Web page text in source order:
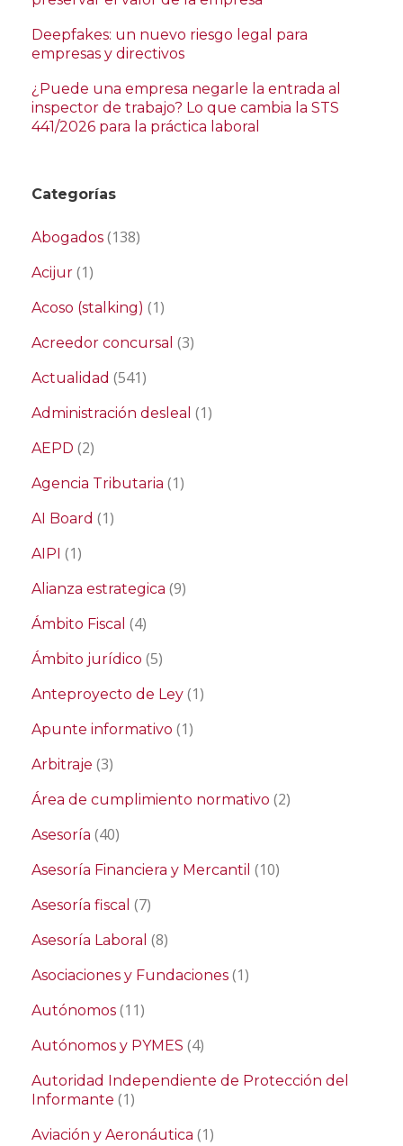
Deepfakes: un nuevo riesgo legal para
empresas y directivos
¿Puede una empresa negarle la entrada al
inspector de trabajo? Lo que cambia la STS
441/2026 para la práctica laboral
Categorías
Abogados (138)
Acijur (1)
Acoso (stalking) (1)
Acreedor concursal (3)
Actualidad (541)
Administración desleal (1)
AEPD (2)
Agencia Tributaria (1)
AI Board (1)
AIPI (1)
Alianza estrategica (9)
Ámbito Fiscal (4)
Ámbito jurídico (5)
Anteproyecto de Ley (1)
Apunte informativo (1)
Arbitraje (3)
Área de cumplimiento normativo (2)
Asesoría (40)
Asesoría Financiera y Mercantil (10)
Asesoría fiscal (7)
Asesoría Laboral (8)
Asociaciones y Fundaciones (1)
Autónomos (11)
Autónomos y PYMES (4)
Autoridad Independiente de Protección del
Informante (1)
Aviación y Aeronáutica (1)